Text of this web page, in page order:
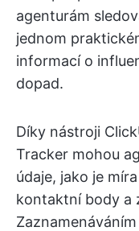
agenturám
jednom
informací o
dopad.
Díky nástroji
Tracker mohou
údaje, jako je
kontaktní body a